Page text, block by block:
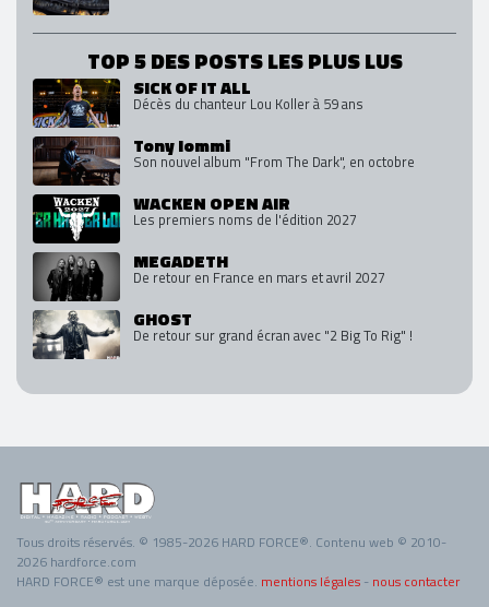
TOP 5 DES POSTS LES PLUS LUS
SICK OF IT ALL
Décès du chanteur Lou Koller à 59 ans
Tony Iommi
Son nouvel album "From The Dark", en octobre
WACKEN OPEN AIR
Les premiers noms de l'édition 2027
MEGADETH
De retour en France en mars et avril 2027
GHOST
De retour sur grand écran avec "2 Big To Rig" !
Tous droits réservés. © 1985-2026 HARD FORCE®. Contenu web © 2010-
2026 hardforce.com
HARD FORCE® est une marque déposée. mentions légales - nous contacter